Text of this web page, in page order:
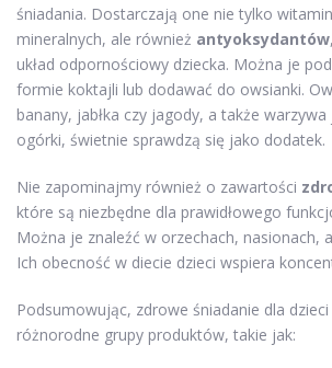
śniadania. Dostarczają one nie tylko
mineralnych, ale również antyoksydantów
układ odpornościowy dziecka. Można je
formie koktajli lub dodawać do owsianki.
banany, jabłka czy jagody, a także
ogórki, świetnie sprawdzą się jako dodatek.
Nie zapominajmy również o zawartości
które są niezbędne dla prawidłowego
Można je znaleźć w orzechach, nasionach,
Ich obecność w diecie dzieci wspiera
Podsumowując, zdrowe śniadanie dla
różnorodne grupy produktów, takie jak: